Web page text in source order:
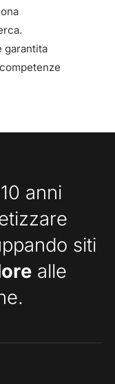
garantita
anni
siti
alle